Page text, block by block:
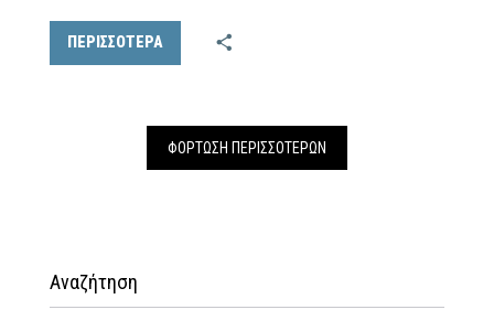
ΠΕΡΙΣΣΟΤΕΡΑ
ΦΌΡΤΩΣΗ ΠΕΡΙΣΣΟΤΈΡΩΝ
Αναζήτηση